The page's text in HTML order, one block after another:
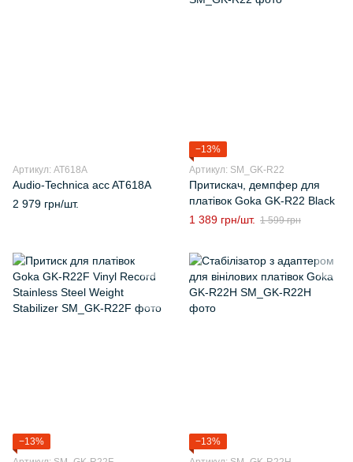
Артикул: AT618A
Audio-Technica acc AT618A
2 979 грн/шт.
−13%
Артикул: SM_GK-R22
Притискач, демпфер для
платівок Goka GK-R22 Black
1 389 грн/шт. 1 599 грн
−13%
−13%